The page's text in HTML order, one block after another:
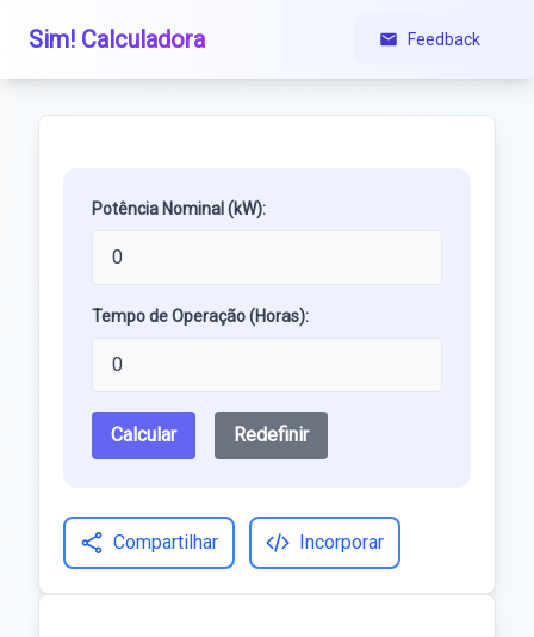
Sim! Calculadora Feedback
Potência Nominal (kW):
Tempo de Operação (Horas):
Calcular Redefinir
Compartilhar Incorporar